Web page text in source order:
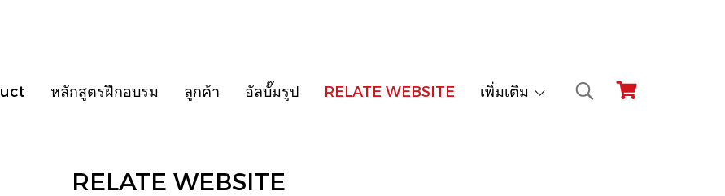
หลักสูตรฝึกอบรม ลูกค้า อัลบั๊มรูป RELATE WEBSITE เพิ่มเติม
RELATE WEBSITE